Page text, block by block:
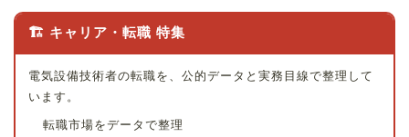
🏗 キャリア・転職 特集
電気設備技術者の転職を、公的データと実務目線で整理して
います。
転職市場をデータで整理